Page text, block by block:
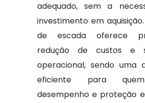
adequado, sem a
investimento em
de escada oferece
redução de custos e
operacional, sendo uma
eficiente para
desempenho e proteção